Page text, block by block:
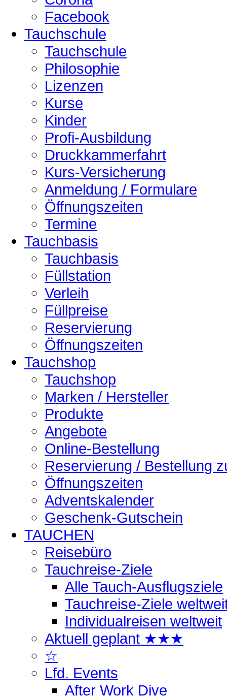
Facebook
Tauchschule
Tauchschule
Philosophie
Lizenzen
Kurse
Kinder
Profi-Ausbildung
Druckkammerfahrt
Kurs-Versicherung
Anmeldung / Formulare
Öffnungszeiten
Termine
Tauchbasis
Tauchbasis
Füllstation
Verleih
Füllpreise
Reservierung
Öffnungszeiten
Tauchshop
Tauchshop
Marken / Hersteller
Produkte
Angebote
Online-Bestellung
Reservierung / Bestellung
Öffnungszeiten
Adventskalender
Geschenk-Gutschein
TAUCHEN
Reisebüro
Tauchreise-Ziele
Alle Tauch-Ausflugsziele
Tauchreise-Ziele
Individualreisen weltweit
Aktuell geplant ★★★
☆
Lfd. Events
After Work Dive